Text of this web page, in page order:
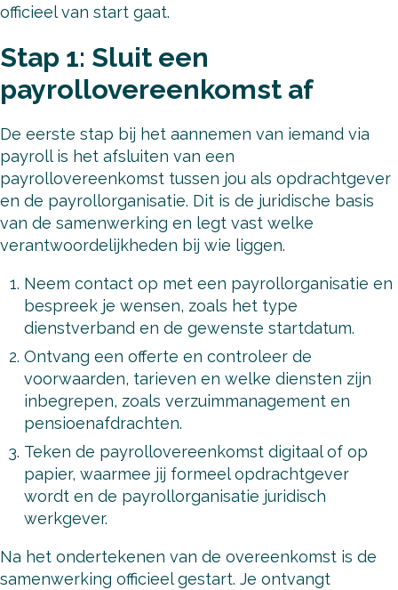
officieel van start gaat.
Stap 1: Sluit een
payrollovereenkomst af
De eerste stap bij het aannemen van iemand via
payroll is het afsluiten van een
payrollovereenkomst tussen jou als opdrachtgever
en de payrollorganisatie. Dit is de juridische basis
van de samenwerking en legt vast welke
verantwoordelijkheden bij wie liggen.
Neem contact op met een payrollorganisatie en
bespreek je wensen, zoals het type
dienstverband en de gewenste startdatum.
Ontvang een offerte en controleer de
voorwaarden, tarieven en welke diensten zijn
inbegrepen, zoals verzuimmanagement en
pensioenafdrachten.
Teken de payrollovereenkomst digitaal of op
papier, waarmee jij formeel opdrachtgever
wordt en de payrollorganisatie juridisch
werkgever.
Na het ondertekenen van de overeenkomst is de
samenwerking officieel gestart. Je ontvangt